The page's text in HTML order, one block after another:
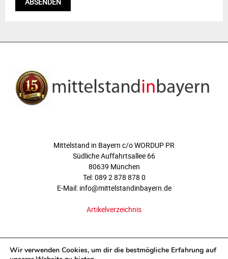
Mittelstand in Bayern c/o WORDUP PR
Südliche Auffahrtsallee 66
80639 München
Tel: 089 2 878 878 0
E-Mail: info@mittelstandinbayern.de
Artikelverzeichnis
Wir verwenden Cookies, um dir die bestmögliche Erfahrung auf